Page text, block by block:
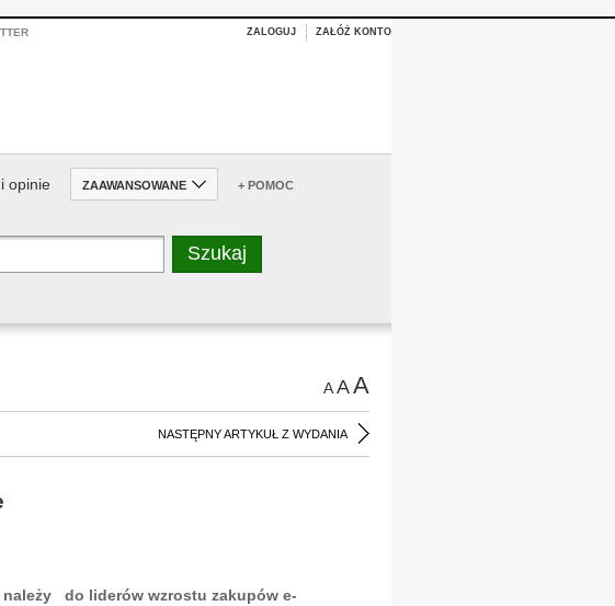
ZALOGUJ ZAŁÓŻ KONTO
opinie ZAAWANSOWANE + POMOC
AAA
NASTĘPNY ARTYKUŁ Z WYDANIA
należy do liderów wzrostu zakupów e-